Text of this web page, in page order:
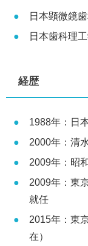
日本顕微鏡
日本歯科理
経歴
1988年：日
2000年：清
2009年：昭
2009年：東
就任
2015年：東
在）